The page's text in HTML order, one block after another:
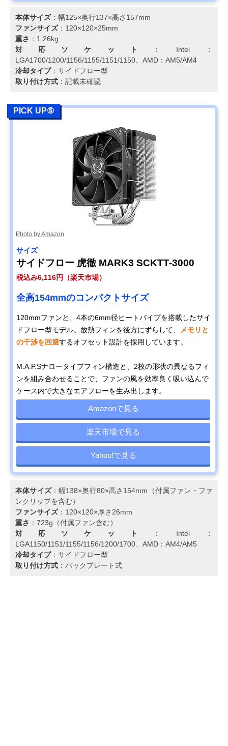
本体サイズ：幅125×奥行137×高さ157mm
ファンサイズ：120×120×25mm
重さ ：1.26kg
対応ソケット
：Intel：
LGA1700/1200/1156/1155/1151/1150、AMD：AM5/AM4
冷却タイプ：サイドフロー型
取り付け方式 ：記載未確認
PICK UP⑤
Photo by Amazon
サイズ
サイドフロー 虎徹 MARK3 SCKTT-3000
税込み6,116円（楽天市場）
全⾼154mmのコンパクトサイズ
120mmファンと、4本の6mm径ヒートパイプを搭載したサイ
ドフロー型モデル。放熱フィンを後方にずらして、
メモリと
の干渉を回避するオフセット設計を採用しています。
M.A.P.Sナロータイプフィン構造と、2枚の形状の異なるフィ
ンを組み合わせることで、ファンの風を効率良く吸い込んで
ケース内で大きなエアフローを生み出します。
Amazonで見る
楽天市場で見る
Yahoo!で見る
本体サイズ：幅138×奥行80×高さ154mm（付属ファン・ファ
ンクリップを含む）
ファンサイズ：120×120×厚さ26mm
重さ ：723g（付属ファン含む）
対応ソケット
：Intel：
LGA1150/1151/1155/1156/1200/1700、AMD：AM4/AM5
冷却タイプ：サイドフロー型
取り付け方式 ：バックプレート式